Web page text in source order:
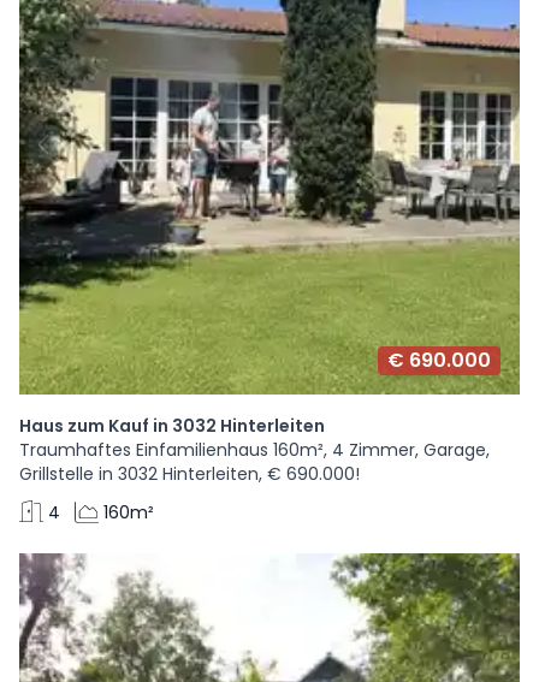
€ 690.000
Haus zum Kauf in 3032 Hinterleiten
Traumhaftes Einfamilienhaus 160m², 4 Zimmer, Garage,
Grillstelle in 3032 Hinterleiten, € 690.000!
4
160m²